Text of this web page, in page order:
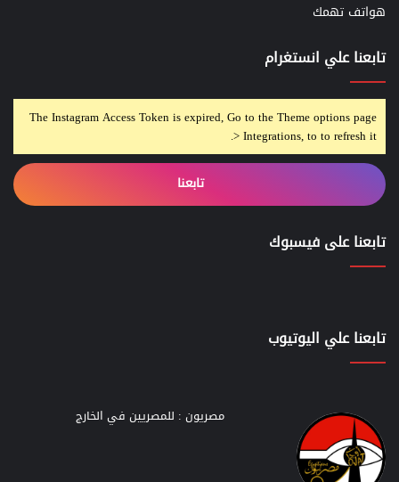
هواتف تهمك
تابعنا علي انستغرام
The Instagram Access Token is expired, Go to the Theme options page
> Integrations, to to refresh it.
تابعنا
تابعنا على فيسبوك
تابعنا علي اليوتيوب
مصريون : للمصريين في الخارج